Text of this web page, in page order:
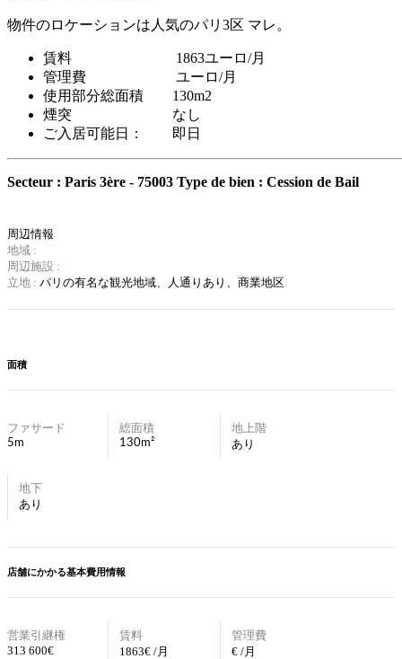
物件のロケーションは人気のパリ3区 マレ。
賃料 1863ユーロ/月
管理費 ユーロ/月
使用部分総面積 130m2
煙突 なし
ご入居可能日： 即日
Secteur : Paris 3ère - 75003 Type de bien : Cession de Bail
周辺情報
地域 :
周辺施設 :
立地 : パリの有名な観光地域、 人通りあり、商業地区
面積
ファサード
5m
総面積
130m²
地上階
あり
地下
あり
店舗にかかる基本費用情報
営業引継権
313 600€
賃料
1863€ /月
管理費
€ /月